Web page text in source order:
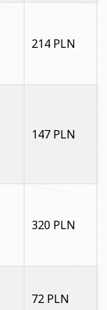
214 PLN
147 PLN
320 PLN
72 PLN